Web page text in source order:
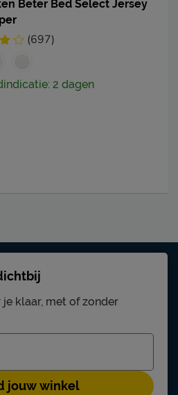
Beter Bed Select Jersey
(697)
2 dagen
klaar, met of zonder
jouw winkel